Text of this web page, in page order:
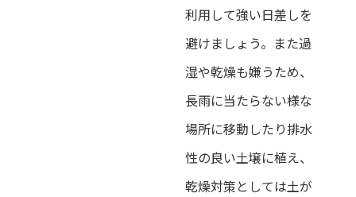
利用して強い日差しを
避けましょう。また過
湿や乾燥も嫌うため、
長雨に当たらない様な
場所に移動したり排水
性の良い土壌に植え、
乾燥対策としては土が